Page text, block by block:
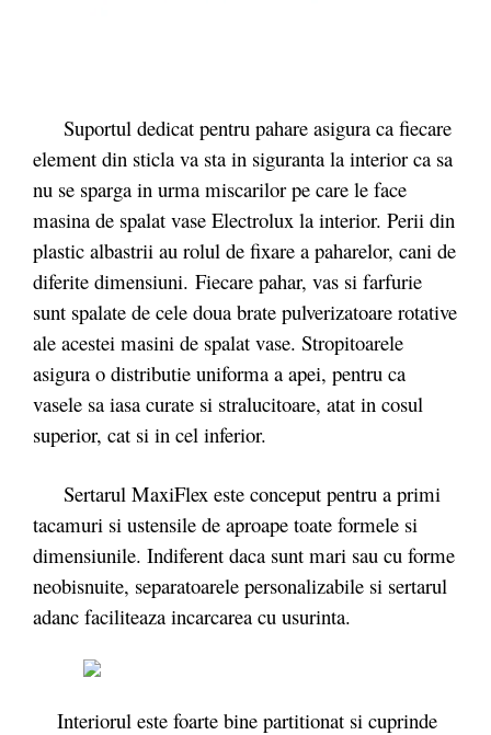
Suportul dedicat pentru pahare asigura ca fiecare
element din sticla va sta in siguranta la interior ca sa
nu se sparga in urma miscarilor pe care le face
masina de spalat vase Electrolux la interior. Perii din
plastic albastrii au rolul de fixare a paharelor, cani de
diferite dimensiuni. Fiecare pahar, vas si farfurie
sunt spalate de cele doua brate pulverizatoare rotative
ale acestei masini de spalat vase. Stropitoarele
asigura o distributie uniforma a apei, pentru ca
vasele sa iasa curate si stralucitoare, atat in cosul
superior, cat si in cel inferior.
Sertarul MaxiFlex este conceput pentru a primi
tacamuri si ustensile de aproape toate formele si
dimensiunile. Indiferent daca sunt mari sau cu forme
neobisnuite, separatoarele personalizabile si sertarul
adanc faciliteaza incarcarea cu usurinta.
Interiorul este foarte bine partitionat si cuprinde